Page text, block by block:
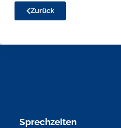
Zurück
Sprechzeiten